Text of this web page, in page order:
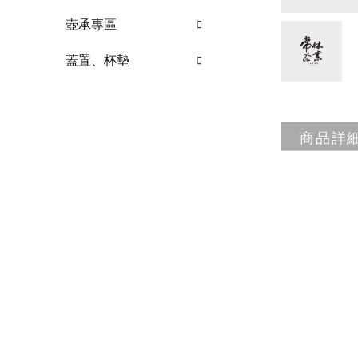
壺承專區
蓋置、杯墊
商品詳